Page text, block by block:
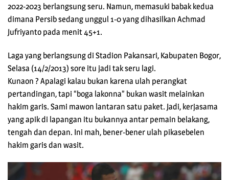
2022-2023 berlangsung seru. Namun, memasuki babak kedua
dimana Persib sedang unggul 1-0 yang dihasilkan Achmad
Jufriyanto pada menit 45+1.
Laga yang berlangsung di Stadion Pakansari, Kabupaten Bogor,
Selasa (14/2/2013) sore itu jadi tak seru lagi.
Kunaon ? Apalagi kalau bukan karena ulah perangkat
pertandingan, tapi “boga lakonna” bukan wasit melainkan
hakim garis. Sami mawon lantaran satu paket. Jadi, kerjasama
yang apik di lapangan itu bukannya antar pemain belakang,
tengah dan depan. Ini mah, bener-bener ulah pikasebelen
hakim garis dan wasit.